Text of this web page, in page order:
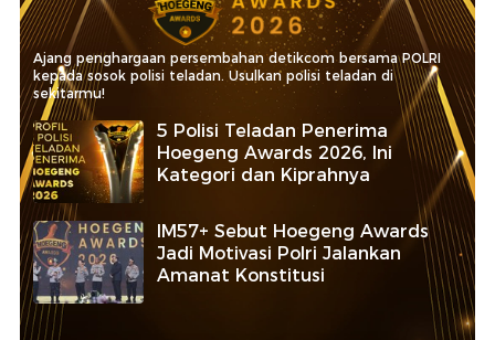
Ajang penghargaan persembahan detikcom bersama POLRI
kepada sosok polisi teladan. Usulkan polisi teladan di
sekitarmu!
5 Polisi Teladan Penerima
Hoegeng Awards 2026, Ini
Kategori dan Kiprahnya
IM57+ Sebut Hoegeng Awards
Jadi Motivasi Polri Jalankan
Amanat Konstitusi